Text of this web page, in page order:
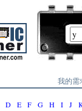
我的需
D E F G H I J